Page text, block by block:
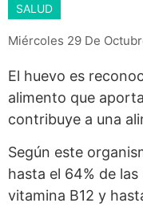
SALUD
Miércoles 29 De
El huevo es
alimento que
contribuye a una
Según este
hasta el 64% de
vitamina B12 y